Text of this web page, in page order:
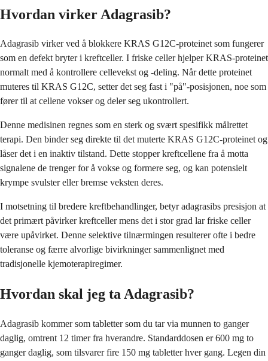
Hvordan virker Adagrasib?
Adagrasib virker ved å blokkere KRAS G12C-proteinet som fungerer
som en defekt bryter i kreftceller. I friske celler hjelper KRAS-proteinet
normalt med å kontrollere cellevekst og -deling. Når dette proteinet
muteres til KRAS G12C, setter det seg fast i "på"-posisjonen, noe som
fører til at cellene vokser og deler seg ukontrollert.
Denne medisinen regnes som en sterk og svært spesifikk målrettet
terapi. Den binder seg direkte til det muterte KRAS G12C-proteinet og
låser det i en inaktiv tilstand. Dette stopper kreftcellene fra å motta
signalene de trenger for å vokse og formere seg, og kan potensielt
krympe svulster eller bremse veksten deres.
I motsetning til bredere kreftbehandlinger, betyr adagrasibs presisjon at
det primært påvirker kreftceller mens det i stor grad lar friske celler
være upåvirket. Denne selektive tilnærmingen resulterer ofte i bedre
toleranse og færre alvorlige bivirkninger sammenlignet med
tradisjonelle kjemoterapiregimer.
Hvordan skal jeg ta Adagrasib?
Adagrasib kommer som tabletter som du tar via munnen to ganger
daglig, omtrent 12 timer fra hverandre. Standarddosen er 600 mg to
ganger daglig, som tilsvarer fire 150 mg tabletter hver gang. Legen din